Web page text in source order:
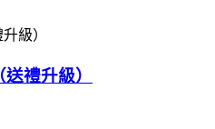
禮升級）